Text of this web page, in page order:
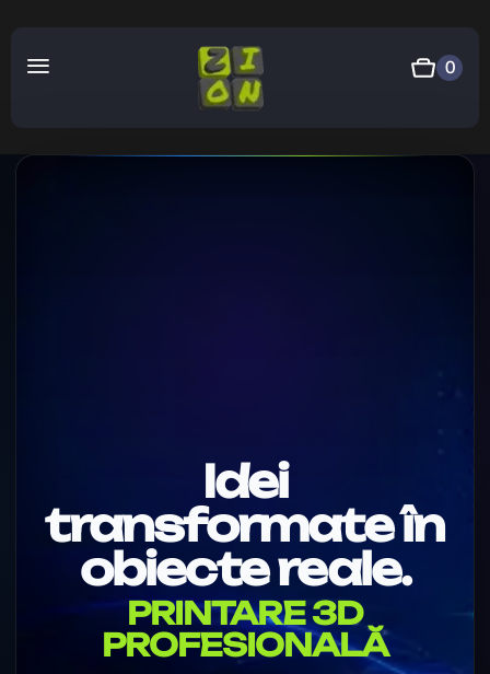
0
PRINTARE 3D
PROFESIONALĂ
Idei
transformate în
obiecte reale.